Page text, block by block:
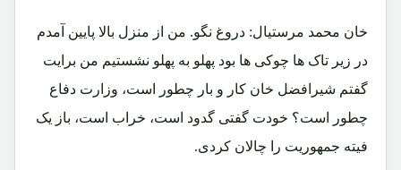
خان محمد مرستیال: دروغ نگو. من از منزل بالا پایین آمدم
در زیر تاک ها چوکی ها بود پهلو به پهلو نشستیم من برایت
گفتم شیرافضل خان کار و بار چطور است، وزارت دفاع
چطور است؟ خودت گفتی گدود است، خراب است، باز یک
فیته جمهوریت را چالان کردی.